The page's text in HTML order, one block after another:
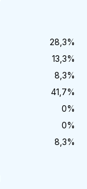
28,3%
13,3%
8,3%
41,7%
0%
0%
8,3%